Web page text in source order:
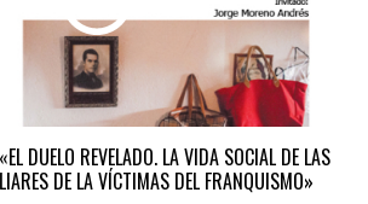
DUELO REVELADO. LA VIDA SOCIAL DE LAS
DE LA VÍCTIMAS DEL FRANQUISMO»